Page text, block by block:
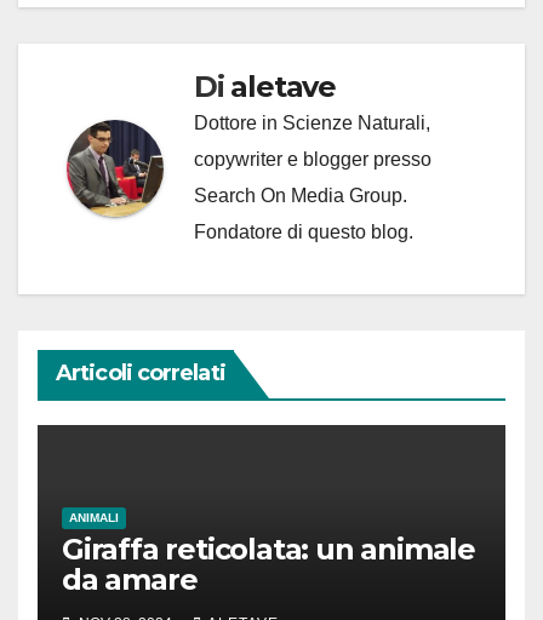
Di aletave
Dottore in Scienze Naturali,
copywriter e blogger presso
Search On Media Group.
Fondatore di questo blog.
Articoli correlati
ANIMALI
Giraffa reticolata: un animale
da amare